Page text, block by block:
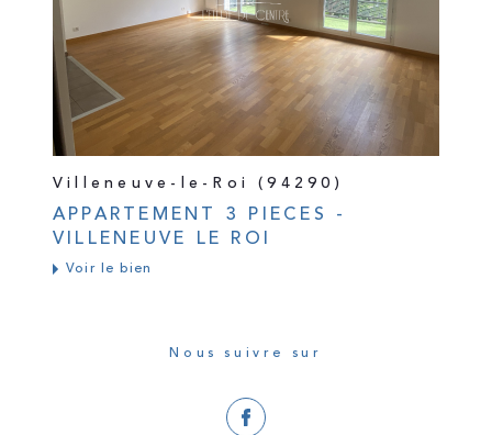
Villeneuve-le-Roi (94290)
APPARTEMENT 3 PIECES -
VILLENEUVE LE ROI
Voir le bien
Nous suivre sur